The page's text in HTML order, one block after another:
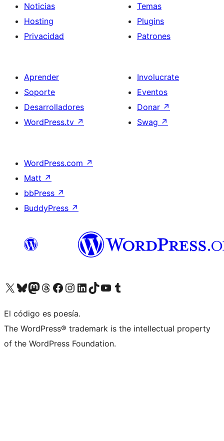
Noticias
Hosting
Privacidad
Temas
Plugins
Patrones
Aprender
Soporte
Desarrolladores
WordPress.tv ↗
Involucrate
Eventos
Donar ↗
Swag ↗
WordPress.com ↗
Matt ↗
bbPress ↗
BuddyPress ↗
Visitá nuestra cuenta de X (anteriormente Twitter)
Visitá nuestra cuenta de Bluesky
Visitá nuestra cuenta de Mastodon
Visitá nuestra cuenta de Threads
Visitá nuestra página de Facebook
Visitá nuestra cuenta de Instagram
Visitá nuestra cuenta de LinkedIn
Visitá nuestra cuenta de TikTok
Visitá nuestro canal de YouTube
Visitá nuestra cuenta de Tumblr
El código es poesía.
The WordPress® trademark is the intellectual property
of the WordPress Foundation.